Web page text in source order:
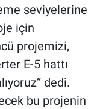
seviyelerine
için
projemizi,
E-5 hattı
dedi.
bu projenin